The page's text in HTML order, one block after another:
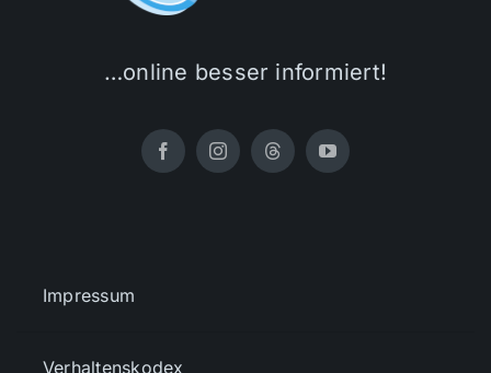
…online besser informiert!
Impressum
Verhaltenskodex